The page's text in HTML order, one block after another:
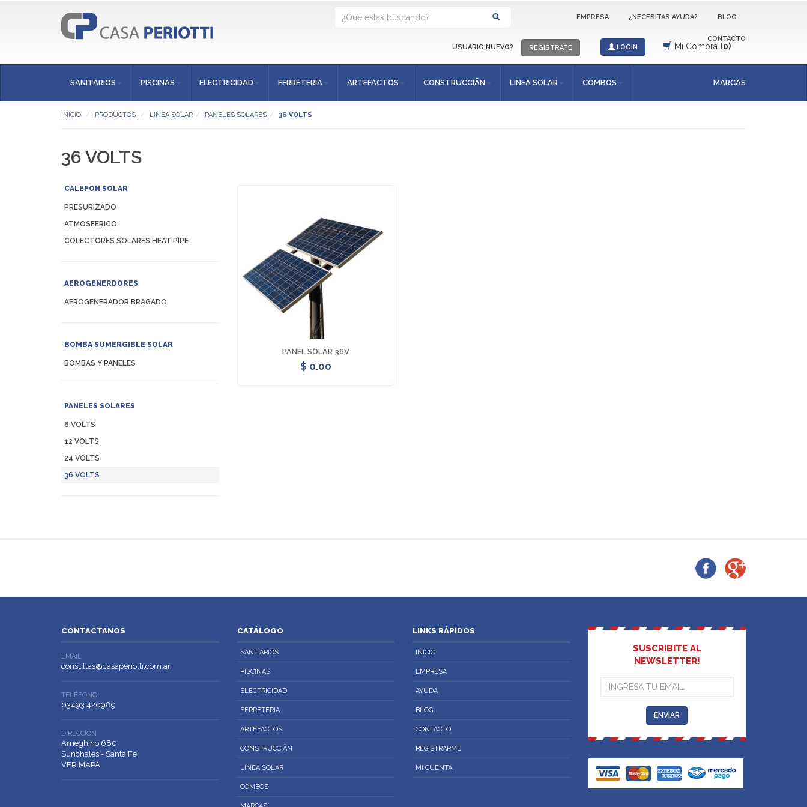
EMPRESA ¿NECESITAS AYUDA? BLOG
CONTACTO
USUARIO NUEVO?
REGISTRATE LOGIN Mi Compra (0)
SANITARIOS PISCINAS ELECTRICIDAD FERRETERIA ARTEFACTOS CONSTRUCCIÃN LINEA SOLAR COMBOS MARCAS
INICIO PRODUCTOS LINEA SOLAR PANELES SOLARES 36 VOLTS
36 VOLTS
CALEFON SOLAR
PRESURIZADO
ATMOSFERICO
COLECTORES SOLARES HEAT PIPE
AEROGENERDORES
AEROGENERADOR BRAGADO
BOMBA SUMERGIBLE SOLAR
BOMBAS Y PANELES
PANELES SOLARES
6 VOLTS
12 VOLTS
24 VOLTS
36 VOLTS
PANEL SOLAR 36V
$ 0.00
CONTACTANOS
EMAIL
consultas@casaperiotti.com.ar
TELÉFONO
03493 420989
DIRECCIÓN
Ameghino 680
Sunchales - Santa Fe
VER MAPA
CATÁLOGO
SANITARIOS
PISCINAS
ELECTRICIDAD
FERRETERIA
ARTEFACTOS
CONSTRUCCIÃN
LINEA SOLAR
COMBOS
LINKS RÁPIDOS
INICIO
EMPRESA
AYUDA
BLOG
CONTACTO
REGISTRARME
MI CUENTA
SUSCRIBITE AL
NEWSLETTER!
ENVIAR